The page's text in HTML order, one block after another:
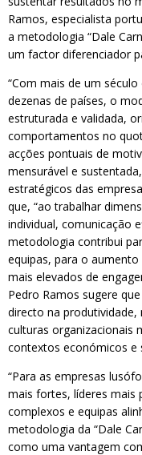
Ramos, especialista
a metodologia “Dale
um factor diferenciador
“Com mais de um
dezenas de países, o
estruturada e validada,
comportamentos no
acções pontuais de
mensurável e
estratégicos das
que, “ao trabalhar
individual, comunicação
metodologia contribui
equipas, para o
mais elevados de
Pedro Ramos sugere
directo na produtividade,
culturas organizacionais
contextos económicos e
“Para as empresas
mais fortes, líderes mais
complexos e equipas
metodologia da “Dale
como uma vantagem